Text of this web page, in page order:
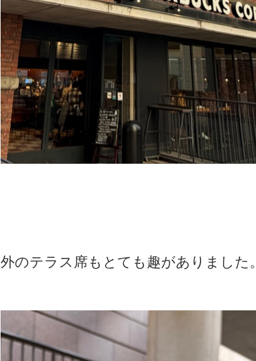
外のテラス席もとても趣がありました